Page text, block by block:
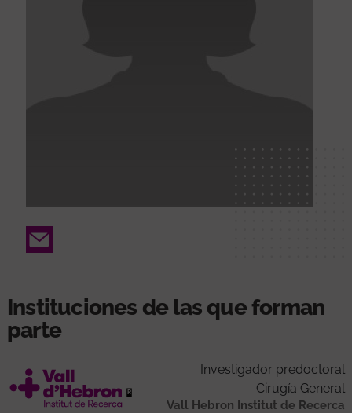
Email
Instituciones de las que forman
parte
Investigador predoctoral
Cirugía General
Vall Hebron Institut de Recerca